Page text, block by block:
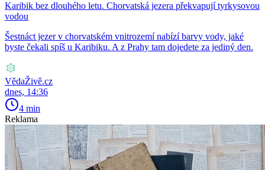
Karibik bez dlouhého letu. Chorvatská jezera překvapují tyrkysovou
vodou
Šestnáct jezer v chorvatském vnitrozemí nabízí barvy vody, jaké
byste čekali spíš u Karibiku. A z Prahy tam dojedete za jediný den.
VědaŽivě.cz
dnes, 14:36
4 min
Reklama